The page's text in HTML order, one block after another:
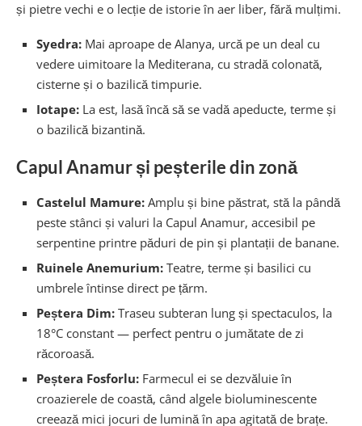
și pietre vechi e o lecție de istorie în aer liber, fără mulțimi.
Syedra: Mai aproape de Alanya, urcă pe un deal cu
vedere uimitoare la Mediterana, cu stradă colonată,
cisterne și o bazilică timpurie.
Iotape: La est, lasă încă să se vadă apeducte, terme și
o bazilică bizantină.
Capul Anamur și peșterile din zonă
Castelul Mamure: Amplu și bine păstrat, stă la pândă
peste stânci și valuri la Capul Anamur, accesibil pe
serpentine printre păduri de pin și plantații de banane.
Ruinele Anemurium: Teatre, terme și basilici cu
umbrele întinse direct pe țărm.
Peștera Dim: Traseu subteran lung și spectaculos, la
18°C constant — perfect pentru o jumătate de zi
răcoroasă.
Peștera Fosforlu: Farmecul ei se dezvăluie în
croazierele de coastă, când algele bioluminescente
creează mici jocuri de lumină în apa agitată de brațe.